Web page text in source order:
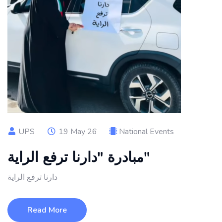
UPS 19 May 26 National Events
مبادرة "دارنا ترفع الراية"
دارنا ترفع الراية
Read More